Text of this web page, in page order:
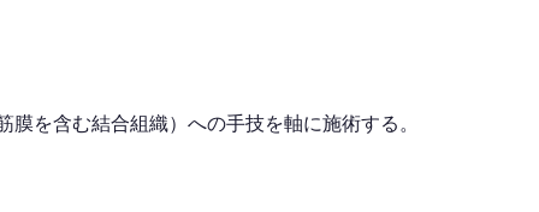
を含む結合組織）への手技を軸に施術する。